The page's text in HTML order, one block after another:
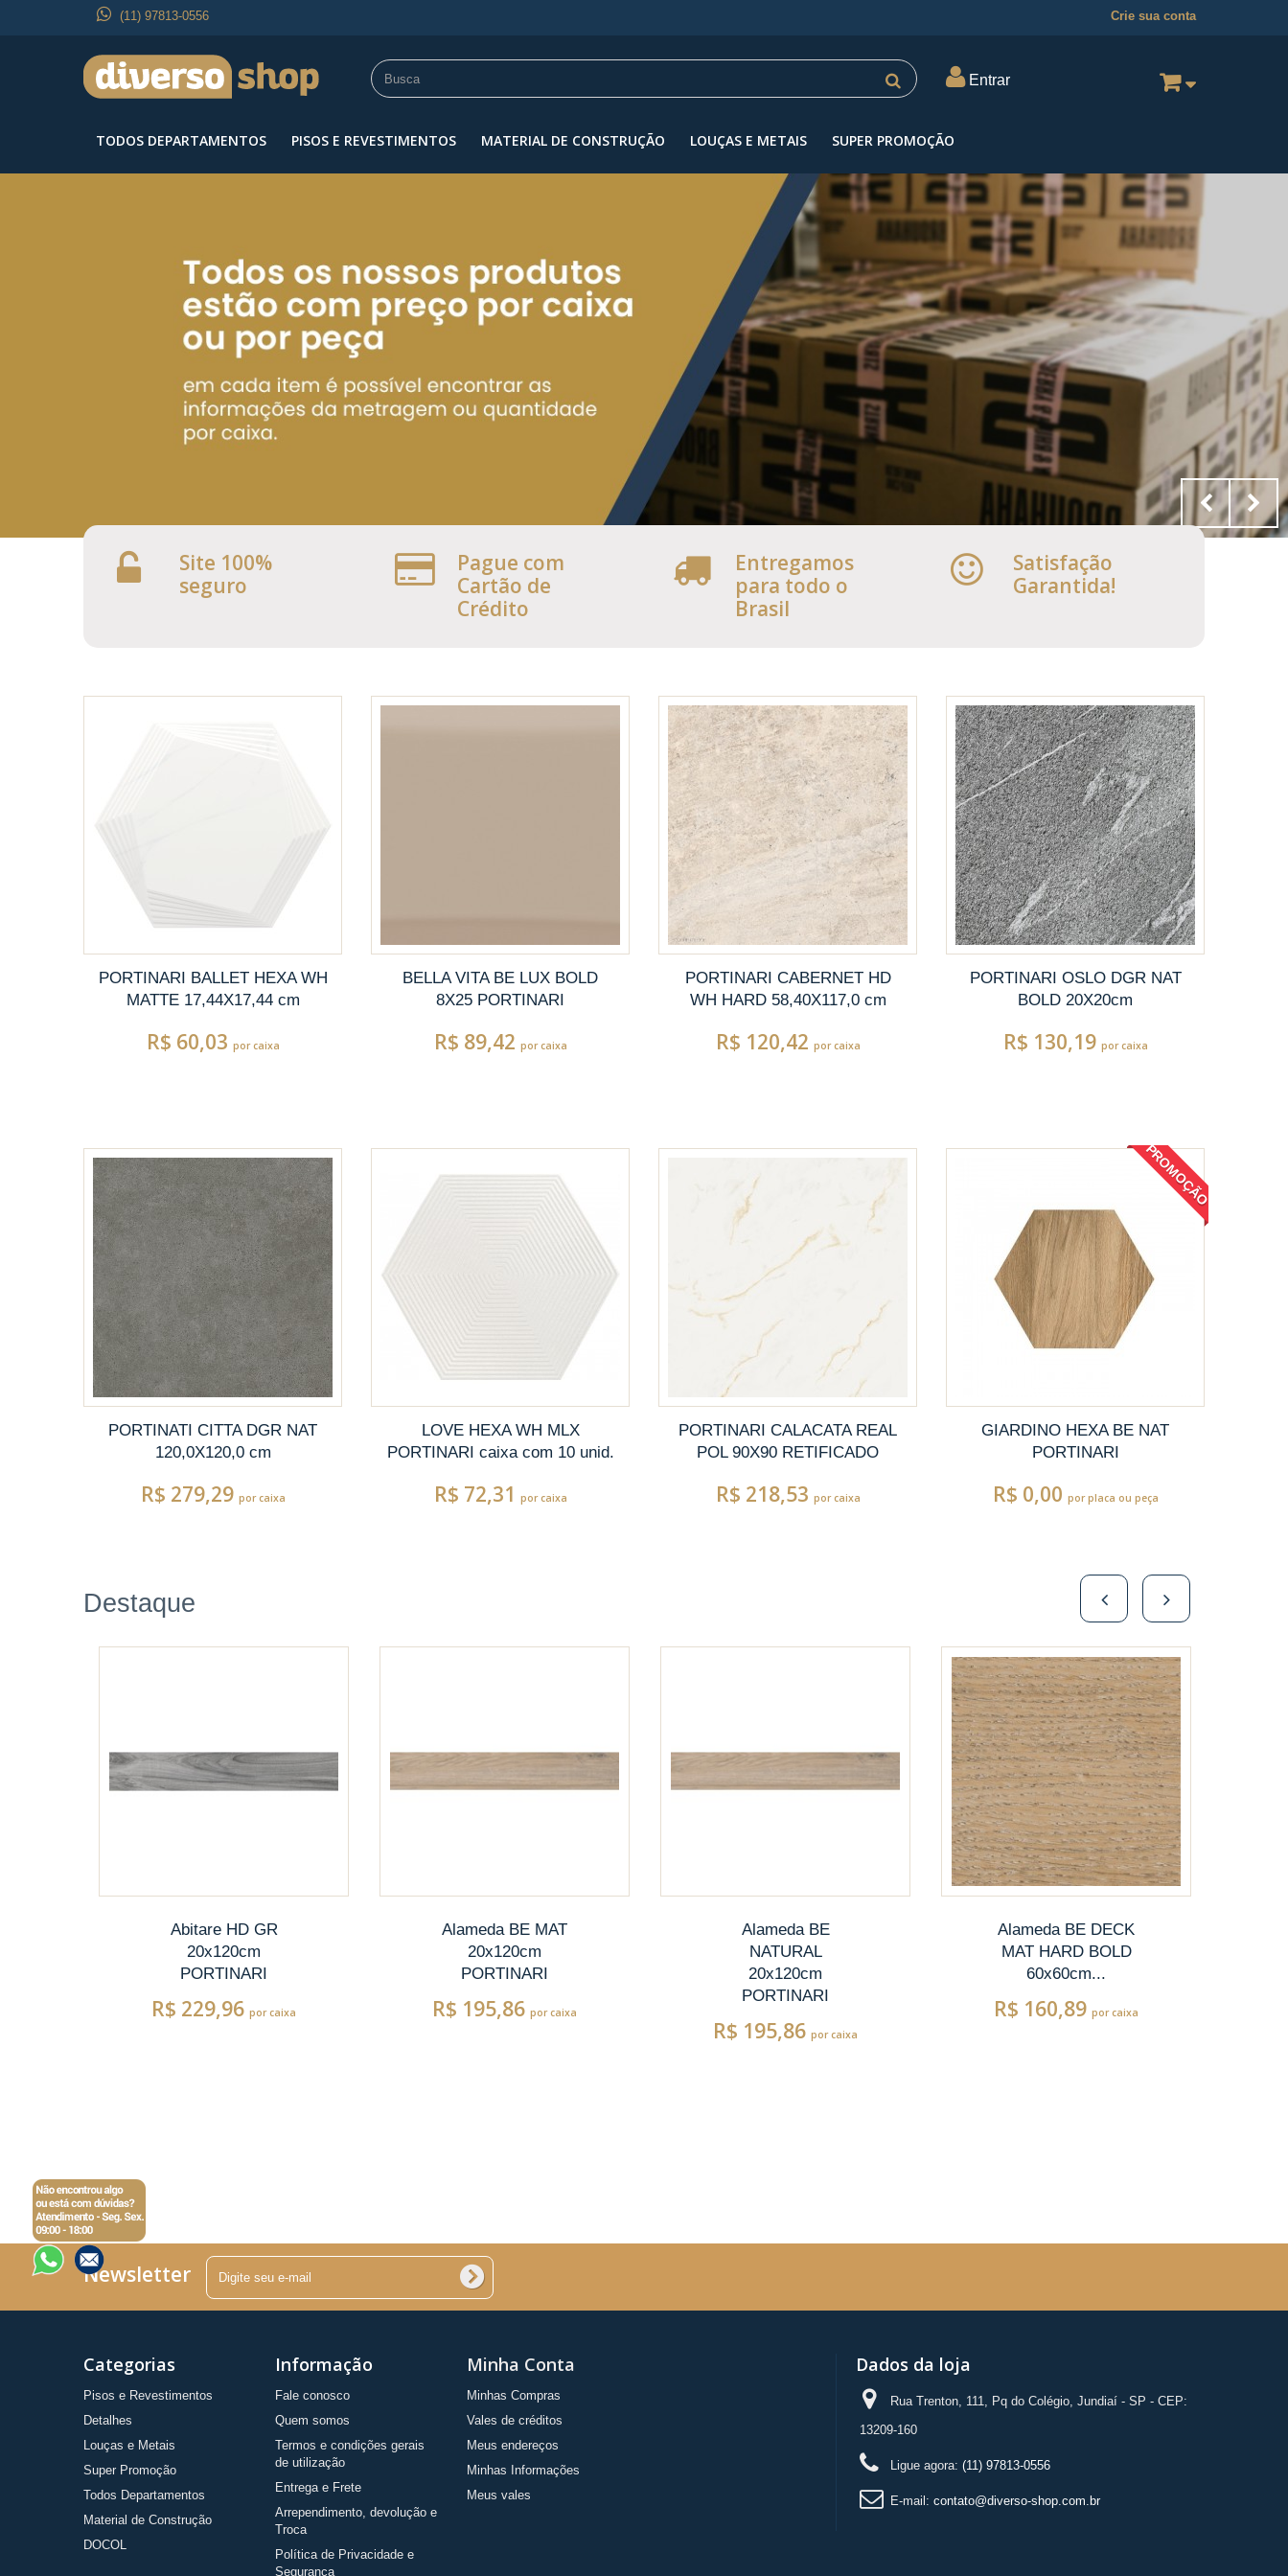
Crie sua conta
(11) 97813-0556
Entrar
TODOS DEPARTAMENTOS PISOS E REVESTIMENTOS MATERIAL DE CONSTRUÇÃO LOUÇAS E METAIS SUPER PROMOÇÃO
Site 100%
seguro
Pague com
Cartão de
Crédito
Entregamos
para todo o
Brasil
Satisfação
Garantida!
PORTINARI BALLET HEXA WH
MATTE 17,44X17,44 cm
R$ 60,03 por caixa
BELLA VITA BE LUX BOLD
8X25 PORTINARI
R$ 89,42 por caixa
PORTINARI CABERNET HD
WH HARD 58,40X117,0 cm
R$ 120,42 por caixa
PORTINARI OSLO DGR NAT
BOLD 20X20cm
R$ 130,19 por caixa
PORTINATI CITTA DGR NAT
120,0X120,0 cm
R$ 279,29 por caixa
LOVE HEXA WH MLX
PORTINARI caixa com 10 unid.
R$ 72,31 por caixa
PORTINARI CALACATA REAL
POL 90X90 RETIFICADO
R$ 218,53 por caixa
PROMOÇÃO
GIARDINO HEXA BE NAT
PORTINARI
R$ 0,00 por placa ou peça
Destaque
Abitare HD GR
20x120cm
PORTINARI
R$ 229,96 por caixa
Alameda BE MAT
20x120cm
PORTINARI
R$ 195,86 por caixa
Alameda BE
NATURAL
20x120cm
PORTINARI
R$ 195,86 por caixa
Alameda BE DECK
MAT HARD BOLD
60x60cm...
R$ 160,89 por caixa
Newsletter
Categorias
Pisos e Revestimentos
Detalhes
Louças e Metais
Super Promoção
Todos Departamentos
Material de Construção
DOCOL
Informação
Fale conosco
Quem somos
Termos e condições gerais
de utilização
Entrega e Frete
Arrependimento, devolução e
Troca
Política de Privacidade e
Segurança
Minha Conta
Minhas Compras
Vales de créditos
Meus endereços
Minhas Informações
Meus vales
Dados da loja
Rua Trenton, 111, Pq do Colégio, Jundiaí - SP - CEP:
13209-160
Ligue agora: (11) 97813-0556
E-mail: contato@diverso-shop.com.br